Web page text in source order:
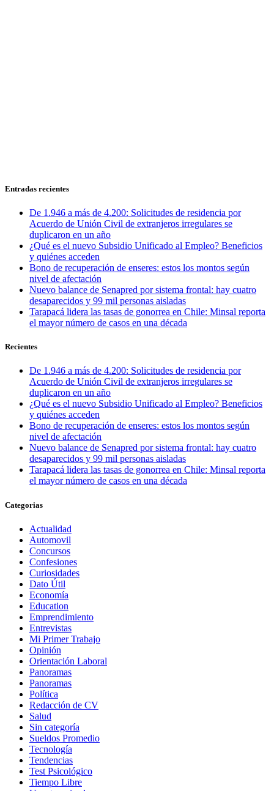
Entradas recientes
De 1.946 a más de 4.200: Solicitudes de residencia por
Acuerdo de Unión Civil de extranjeros irregulares se
duplicaron en un año
¿Qué es el nuevo Subsidio Unificado al Empleo? Beneficios
y quiénes acceden
Bono de recuperación de enseres: estos los montos según
nivel de afectación
Nuevo balance de Senapred por sistema frontal: hay cuatro
desaparecidos y 99 mil personas aisladas
Tarapacá lidera las tasas de gonorrea en Chile: Minsal reporta
el mayor número de casos en una década
Recientes
De 1.946 a más de 4.200: Solicitudes de residencia por
Acuerdo de Unión Civil de extranjeros irregulares se
duplicaron en un año
¿Qué es el nuevo Subsidio Unificado al Empleo? Beneficios
y quiénes acceden
Bono de recuperación de enseres: estos los montos según
nivel de afectación
Nuevo balance de Senapred por sistema frontal: hay cuatro
desaparecidos y 99 mil personas aisladas
Tarapacá lidera las tasas de gonorrea en Chile: Minsal reporta
el mayor número de casos en una década
Categorias
Actualidad
Automovil
Concursos
Confesiones
Curiosidades
Dato Útil
Economía
Education
Emprendimiento
Entrevistas
Mi Primer Trabajo
Opinión
Orientación Laboral
Panoramas
Panoramas
Política
Redacción de CV
Salud
Sin categoría
Sueldos Promedio
Tecnología
Tendencias
Test Psicológico
Tiempo Libre